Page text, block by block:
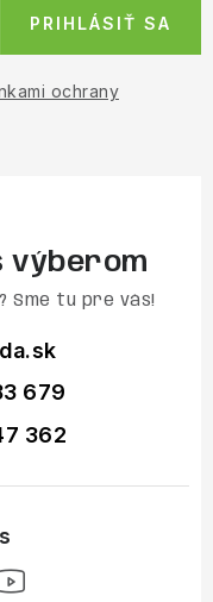
ochrany
PRIHLÁSIŤ SA
výberom
Sme tu pre vás!
679
362